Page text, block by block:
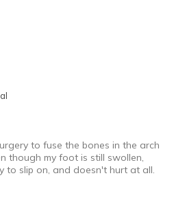
to fuse the bones in the arch
though my foot is still swollen,
to slip on, and doesn't hurt at all.